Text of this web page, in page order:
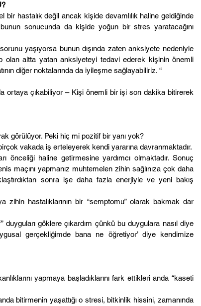
hastalık değil ancak kişide devamlılık haline geldiğinde
sonucunda da kişide yoğun bir stres yaratacağını
yaşıyorsa bunun dışında zaten anksiyete nedeniyle
olan altta yatan anksiyeteyi tedavi ederek kişinin önemli
diğer noktalarında da iyileşme sağlayabiliriz. “
ortaya çıkabiliyor – Kişi önemli bir işi son dakika bitirerek
görülüyor. Peki hiç mi pozitif bir yanı yok?
vakada iş erteleyerek kendi yararına davranmaktadır.
önceliği haline getirmesine yardımcı olmaktadır. Sonuç
maçını yapmanız muhtemelen zihin sağlınıza çok daha
sonra işe daha fazla enerjiyle ve yeni bakış
zihin hastalıklarının bir “semptomu” olarak bakmak dar
göklere çıkardım çünkü bu duygulara nasıl diye
gerçekliğimde bana ne öğretiyor’ diye kendimize
yapmaya başladıklarını fark ettikleri anda “kaseti
bitirmenin yaşattığı o stresi, bitkinlik hissini, zamanında